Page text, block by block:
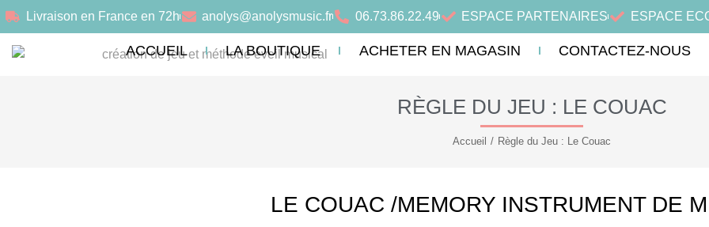
Livraison en France en 72h anolys@anolysmusic.fr 06.73.86.22.49 ESPACE PARTENAIRES ESPACE
ACCUEIL LA BOUTIQUE ACHETER EN MAGASIN CONTACTEZ-NOUS
RÈGLE DU JEU : LE COUAC
Vous êtes ici :
Accueil Règle du Jeu : Le Couac
LE COUAC /MEMORY INSTRUMENT DE